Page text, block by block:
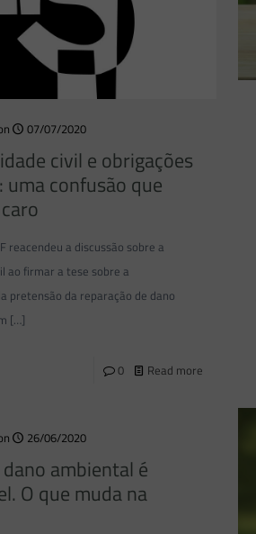
07/07/2020
civil e obrigações
confusão que
reacendeu a discussão sobre a
ao firmar a tese sobre a
pretensão da reparação de dano
[…]
0 Read more
26/06/2020
ambiental é
O que muda na